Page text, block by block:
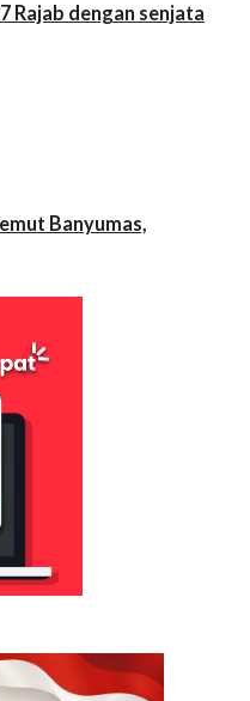
Rajab dengan senjata
Banyumas,